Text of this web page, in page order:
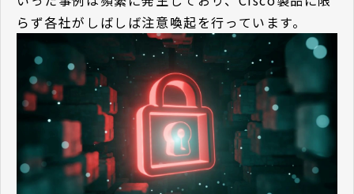
らず各社がしばしば注意喚起を行っています。